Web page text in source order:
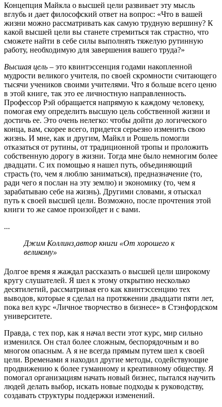
Концепция Майкла о высшей цели развивает эту мысль
вглубь и дает философский ответ на вопрос: «Что в вашей
жизни можно рассматривать как самую трудную вершину? К
какой высшей цели вы станете стремиться так страстно, что
сможете найти в себе силы выполнять тяжелую рутинную
работу, необходимую для завершения вашего труда?»
Высшая цель – это квинтэссенция годами накопленной
мудрости великого учителя, по своей скромности считающего
тысячи учеников своими учителями. Что я больше всего ценю
в этой книге, так это ее личностную направленность.
Профессор Рэй обращается напрямую к каждому человеку,
помогая ему определить высшую цель собственной жизни и
достичь ее. Это очень нелегко: чтобы дойти до логического
конца, вам, скорее всего, придется серьезно изменить свою
жизнь. И мне, как и другим, Майкл и Рошель помогли
отказаться от рутины, от традиционной тропы и проложить
собственную дорогу в жизни. Тогда мне было немногим более
двадцати. С их помощью я нашел путь, объединяющий
страсть (то, чем я люблю заниматься), предназначение (то,
ради чего я послан на эту землю) и экономику (то, чем я
зарабатываю себе на жизнь). Другими словами, я отыскал
путь к своей высшей цели. Возможно, после прочтения этой
книги то же самое произойдет и с вами.
...
Джим Коллинз, автор книги «От хорошего к
великому»
Долгое время я жаждал рассказать о высшей цели широкому
кругу слушателей. Я шел к этому открытию несколько
десятилетий, рассматривая его как квинтэссенцию тех
выводов, которые я сделал на протяжении двадцати пяти лет,
пока вел курс «Личное творчество в бизнесе» в Стэнфордском
университете.
Правда, с тех пор, как я начал вести этот курс, мир сильно
изменился. Он стал более сложным, беспорядочным и во
многом опасным. А я не всегда прямым путем шел к своей
цели. Временами я находил другие методы, содействующие
продвижению к более гуманному и креативному обществу. Я
помогал организациям начать новый бизнес, пытался научить
людей делать выбор, искать новые подходы к руководству,
создавать структуры поддержки изменений.